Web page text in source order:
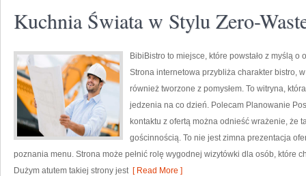
Kuchnia Świata w Stylu Zero-
BibiBistro to miejsce, które powstało z myślą
Strona internetowa przybliża charakter bistro,
również tworzone z pomysłem. To witryna,
jedzenia na co dzień. Polecam Planowanie
kontaktu z ofertą można odnieść wrażenie, że
gościnnością. To nie jest zimna prezentacja
poznania menu. Strona może pełnić rolę wygodnej wizytówki dla osób, które
Dużym atutem takiej strony jest[ Read More ]